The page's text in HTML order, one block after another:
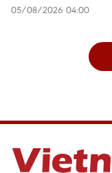
05/08/2026 04:00